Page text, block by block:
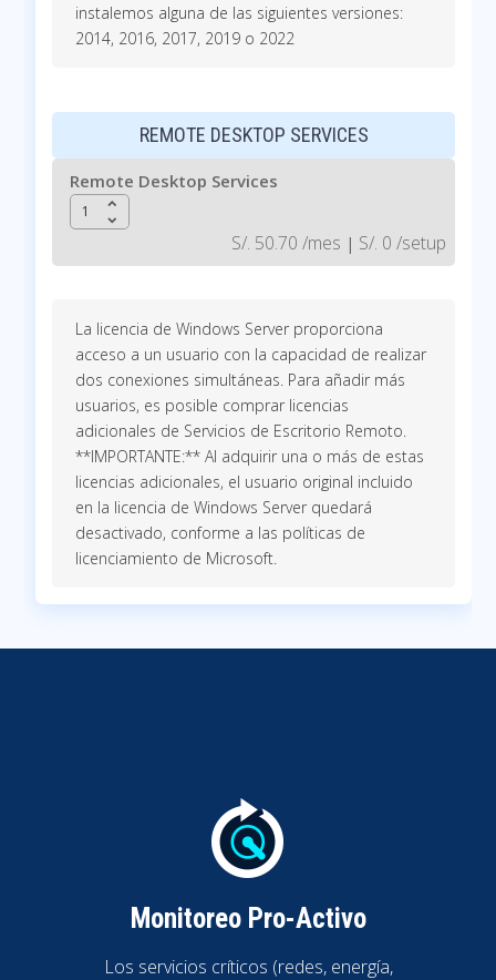
instalemos alguna de las siguientes versiones:
2014, 2016, 2017, 2019 o 2022
REMOTE DESKTOP SERVICES
Remote Desktop Services
keyboard_arrow_up
keyboard_arrow_down
S/. 50.70 /mes | S/. 0 /setup
La licencia de Windows Server proporciona
acceso a un usuario con la capacidad de realizar
dos conexiones simultáneas. Para añadir más
usuarios, es posible comprar licencias
adicionales de Servicios de Escritorio Remoto.
**IMPORTANTE:** Al adquirir una o más de estas
licencias adicionales, el usuario original incluido
en la licencia de Windows Server quedará
desactivado, conforme a las políticas de
licenciamiento de Microsoft.
Monitoreo Pro-Activo
Los servicios críticos (redes, energía,